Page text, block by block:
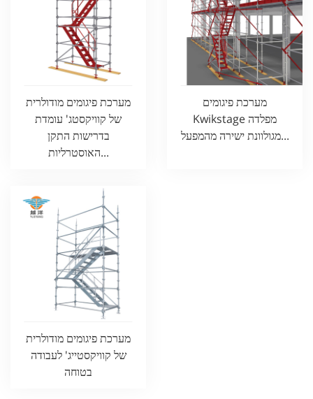
מערכת פיגומים מודולרית
של קוויקסטג' עומדת
בדרישות התקן
האוסטרליות...
מערכת פיגומים
Kwikstage מפלדה
מגולוונת ישירה מהמפעל...
מערכת פיגומים מודולרית
של קוויקסטייג' לעבודה
בטוחה